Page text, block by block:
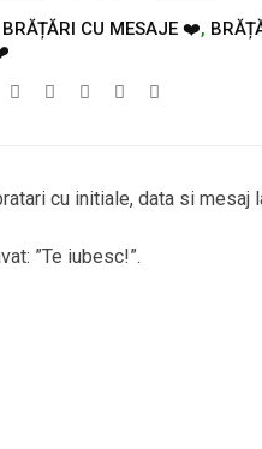
BRĂȚĂRI CU MESAJE ❤️,
cu initiale, data si mesaj
”Te iubesc!”.